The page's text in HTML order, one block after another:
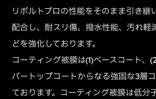
リボルトプロの性能をそのまま引き継
配合し、耐スリ傷、撥水性能、汚れ軽
どを強化しております。
コーティング被膜は(1)ベースコート、
バートップコートからなる強固な3層
ております。コーティング被膜は低分